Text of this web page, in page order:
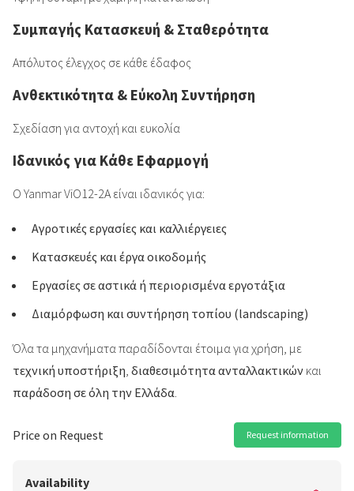
Συμπαγής Κατασκευή & Σταθερότητα
Απόλυτος έλεγχος σε κάθε έδαφος
Ανθεκτικότητα & Εύκολη Συντήρηση
Σχεδίαση για αντοχή και ευκολία
Ιδανικός για Κάθε Εφαρμογή
Ο Yanmar ViO12-2A είναι ιδανικός για:
Αγροτικές εργασίες και καλλιέργειες
Κατασκευές και έργα οικοδομής
Εργασίες σε αστικά ή περιορισμένα εργοτάξια
Διαμόρφωση και συντήρηση τοπίου (landscaping)
Όλα τα μηχανήματα παραδίδονται έτοιμα για χρήση, με
τεχνική υποστήριξη διαθεσιμότητα ανταλλακτικών και
παράδοση σε όλη την Ελλάδα
Price on Request Request information
Availability